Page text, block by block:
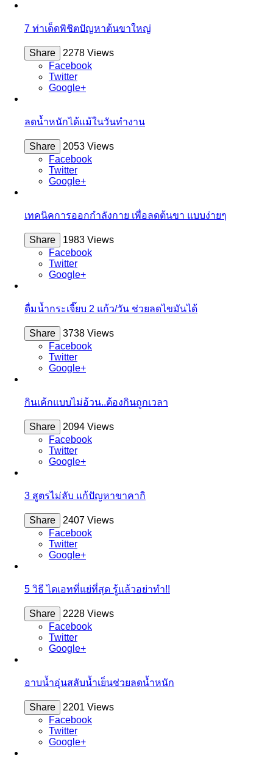
7 ท่าเด็ดพิชิตปัญหาต้นขาใหญ่
Share
2278 Views
Facebook
Twitter
Google+
ลดน้ำหนักได้แม้ในวันทำงาน
Share
2053 Views
Facebook
Twitter
Google+
เทคนิคการออกกำลังกาย เพื่อลดต้นขา แบบง่ายๆ
Share
1983 Views
Facebook
Twitter
Google+
ดื่มน้ำกระเจี๊ยบ 2 แก้ว/วัน ช่วยลดไขมันได้
Share
3738 Views
Facebook
Twitter
Google+
กินเค้กแบบไม่อ้วน..ต้องกินถูกเวลา
Share
2094 Views
Facebook
Twitter
Google+
3 สูตรไม่ลับ แก้ปัญหาขาคากิ
Share
2407 Views
Facebook
Twitter
Google+
5 วิธี ไดเอทที่แย่ที่สุด รู้แล้วอย่าทำ!!
Share
2228 Views
Facebook
Twitter
Google+
อาบน้ำอุ่นสลับน้ำเย็นช่วยลดน้ำหนัก
Share
2201 Views
Facebook
Twitter
Google+